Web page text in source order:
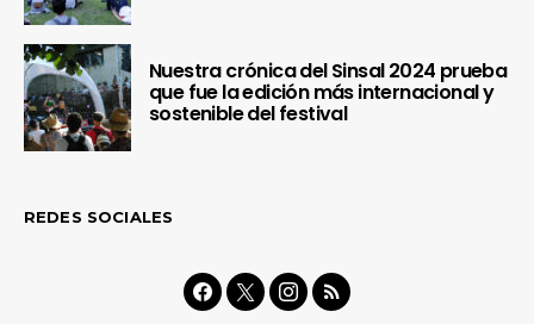
Nuestra crónica del Sinsal 2024 prueba
que fue la edición más internacional y
sostenible del festival
REDES SOCIALES